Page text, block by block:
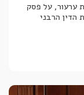
ערעור, על פסק
הדין הרבני